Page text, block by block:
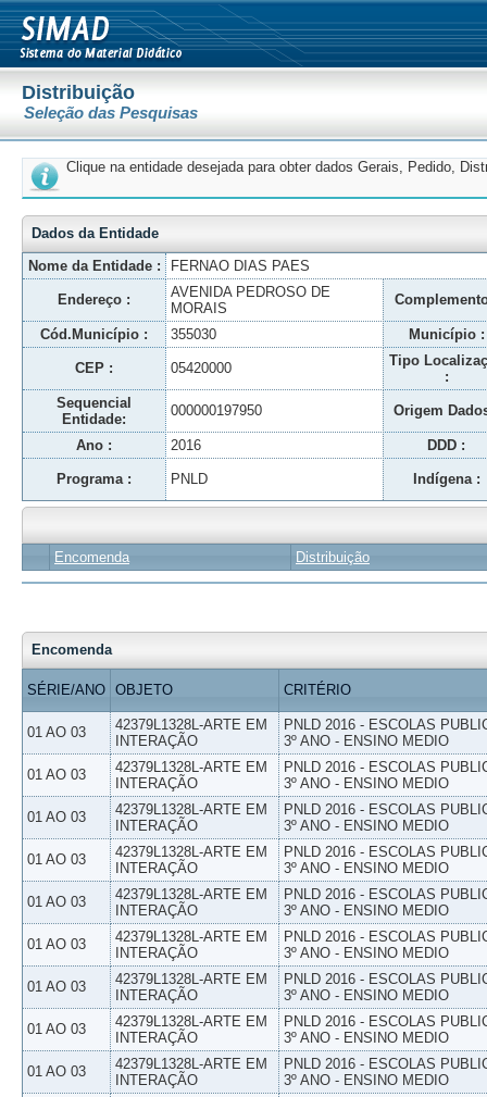
Distribuição
Seleção das Pesquisas
Clique na entidade desejada para obter dados Gerais, Pedido,
Dados da Entidade
Nome da Entidade :
FERNAO DIAS PAES
Endereço :
AVENIDA PEDROSO DE
MORAIS
Cód.Município : 355030 Município :
CEP : 05420000
Tipo
:
Sequencial
Entidade:
000000197950 Origem
Ano : 2016 DDD :
Programa : PNLD Indígena :
Encomenda Distribuição
Encomenda
SÉRIE/ANO OBJETO CRITÉRIO
01 AO 03
42379L1328L-ARTE EM
INTERAÇÃO
PNLD 2016 - ESCOLAS
3º ANO - ENSINO MEDIO
01 AO 03
42379L1328L-ARTE EM
INTERAÇÃO
PNLD 2016 - ESCOLAS
3º ANO - ENSINO MEDIO
01 AO 03
42379L1328L-ARTE EM
INTERAÇÃO
PNLD 2016 - ESCOLAS
3º ANO - ENSINO MEDIO
01 AO 03
42379L1328L-ARTE EM
INTERAÇÃO
PNLD 2016 - ESCOLAS
3º ANO - ENSINO MEDIO
01 AO 03
42379L1328L-ARTE EM
INTERAÇÃO
PNLD 2016 - ESCOLAS
3º ANO - ENSINO MEDIO
01 AO 03
42379L1328L-ARTE EM
INTERAÇÃO
PNLD 2016 - ESCOLAS
3º ANO - ENSINO MEDIO
01 AO 03
42379L1328L-ARTE EM
INTERAÇÃO
PNLD 2016 - ESCOLAS
3º ANO - ENSINO MEDIO
01 AO 03
42379L1328L-ARTE EM
INTERAÇÃO
PNLD 2016 - ESCOLAS
3º ANO - ENSINO MEDIO
01 AO 03
42379L1328L-ARTE EM
INTERAÇÃO
PNLD 2016 - ESCOLAS
3º ANO - ENSINO MEDIO